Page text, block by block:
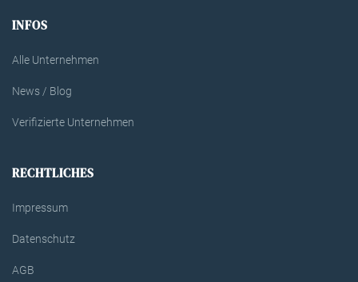
INFOS
Alle Unternehmen
News / Blog
Verifizierte Unternehmen
RECHTLICHES
Impressum
Datenschutz
AGB